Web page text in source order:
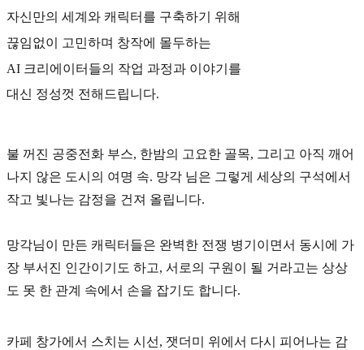
자신만의 세계와 캐릭터를 구축하기 위해
끊임없이 고민하며 창작에 몰두하는
AI 크리에이터들의 작업 과정과 이야기를
대신 정성껏 전해드립니다.
불 꺼진 공중전화 부스, 한밤의 고요한 골목, 그리고 아직 깨어
나지 않은 도시의 여명 속. 망각 님은 그렇게 세상의 구석에서
작고 빛나는 감정을 건져 올립니다.
망각님이 만든 캐릭터들은 완벽한 전쟁 병기이면서 동시에 가
장 부서진 인간이기도 하고, 서로의 구원이 될 거라고는 상상
도 못 한 관계 속에서 손을 잡기도 합니다.
카페 창가에서 스치는 시선, 잿더미 위에서 다시 피어나는 감